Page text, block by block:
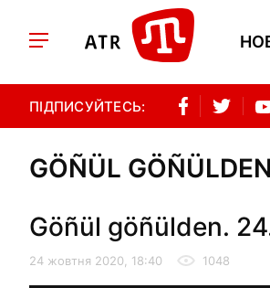
ПІДПИСУЙТЕСЬ:
GÖÑÜL GÖÑÜLDEN
Göñül göñülden.
24 жовтня 2020, 18:40 1048